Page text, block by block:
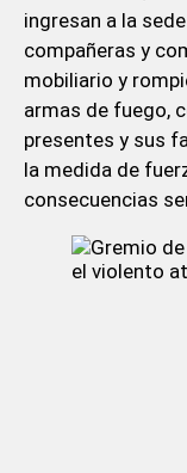
ingresan a la
compañeras y
mobiliario y
armas de fuego,
presentes y sus
la medida de
consecuencias